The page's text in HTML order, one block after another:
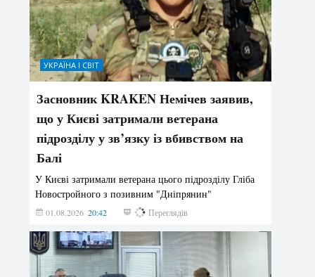
УКРАЇНА І СВІТ
Засновник KRAKEN Немічев заявив,
що у Києві затримали ветерана
підрозділу у зв’язку із вбивством на
Балі
У Києві затримали ветерана цього підрозділу Гліба
Новостройного з позивним "Дніпрянин"
01.08.2026 20:42 175 Переглядів